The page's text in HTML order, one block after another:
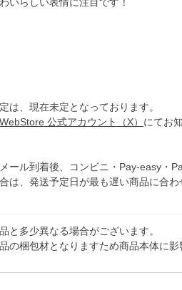
いらしい表情に注目です！
、現在未定となっております。
WebStore 公式アカウント（X） にてお
ール到着後、コンビニ・Pay-easy・
、発送予定日が最も遅い商品に合わ
多少異なる場合がございます。
の梱包材となりますため商品本体に